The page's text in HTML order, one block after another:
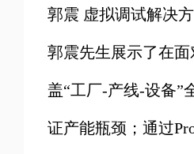
郭震 虚拟调试解决
郭震先生展示了在
盖“工厂-产线-设备”
证产能瓶颈；通过